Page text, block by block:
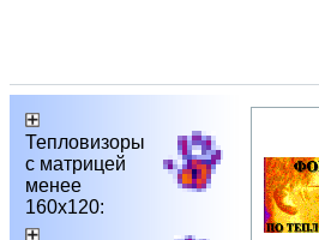
Тепловизоры
с матрицей
менее
160х120: